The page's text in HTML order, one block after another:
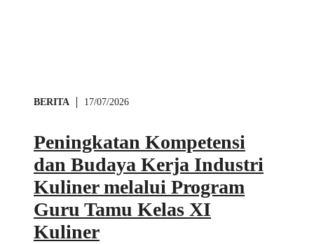
BERITA 17/07/2026
Peningkatan Kompetensi
dan Budaya Kerja Industri
Kuliner melalui Program
Guru Tamu Kelas XI
Kuliner